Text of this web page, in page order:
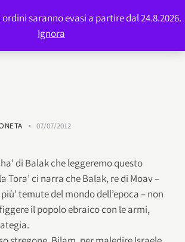
07/07/2012
di Balak che leggeremo questo
Tora’ ci narra che Balak, re di Moav –
temute del mondo dell’epoca – non
il popolo ebraico con le armi,
saranno evasi a partire dal 24.8.2026.
Ignora